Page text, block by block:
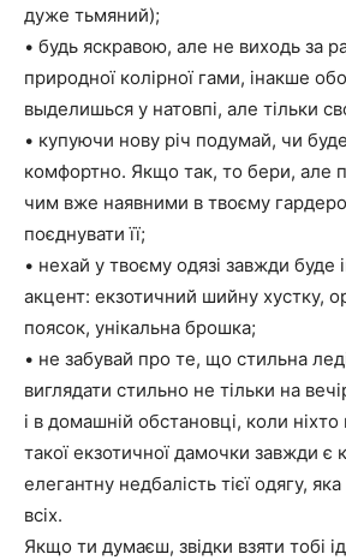
дуже тьмяний);
• будь яскравою, але не виходь за
природної колірної гами, інакше
выделишься у натовпі, але тільки
• купуючи нову річ подумай, чи буде
комфортно. Якщо так, то бери, але
чим вже наявними в твоєму
поєднувати її;
• нехай у твоєму одязі завжди буде
акцент: екзотичний шийну хустку,
поясок, унікальна брошка;
• не забувай про те, що стильна
виглядати стильно не тільки на
і в домашній обстановці, коли
такої екзотичної дамочки завжди є
елегантну недбалість тієї одягу,
всіх.
Якщо ти думаєш, звідки взяти тобі